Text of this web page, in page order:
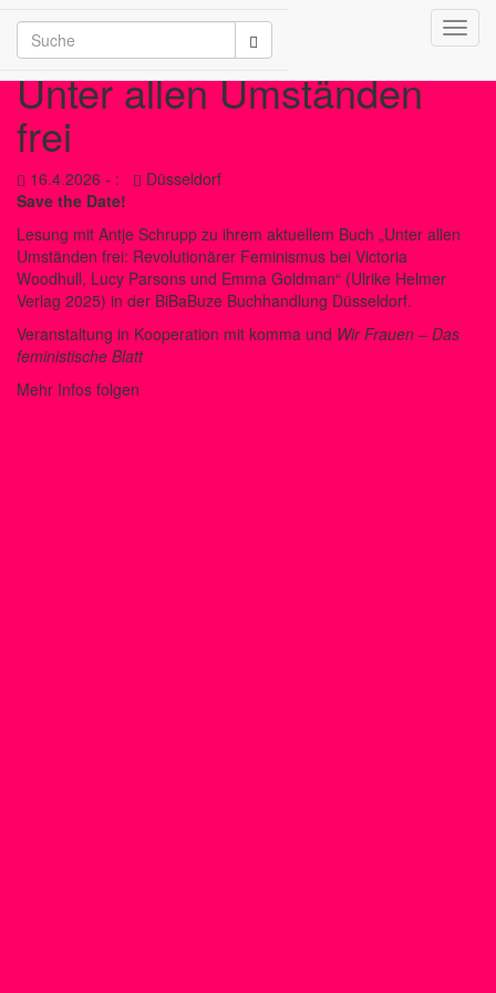
/2026
Unter allen Umständen
frei
16.4.2026 - :
Düsseldorf
Save the Date!
Lesung mit Antje Schrupp zu ihrem aktuellem Buch „Unter allen
Umständen frei: Revolutionärer Feminismus bei Victoria
Woodhull, Lucy Parsons und Emma Goldman“ (Ulrike Helmer
Verlag 2025) in der BiBaBuze Buchhandlung Düsseldorf.
Veranstaltung in Kooperation mit komma und Wir Frauen – Das
feministische Blatt
Mehr Infos folgen